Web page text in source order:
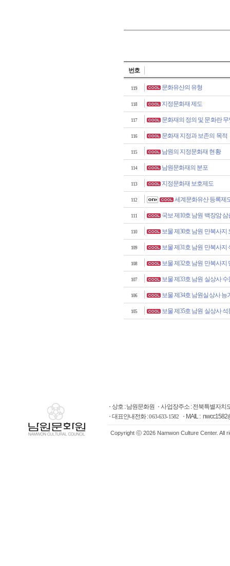
번호
119 문화유산의 유형
118 지정문화재 제도
117 문화재의 정의 및 문화란
116 문화재 지정과 보존의 목적
115 남원의 지정문화재 현황
114 남원문화재의 분포
113 지정문화재 보호제도
112 세계문화유산 등록제
111 국보 제10호 남원 백장암 삼
110 보물 제30호 남원 만복사지
109 보물 제31호 남원 만복사지
108 보물 제32호 남원 만복사지
107 보물 제33호 남원 실상사
106 보물 제34호 남원실상사
105 보물 제35호 남원 실상사 석
상호 : 남원문화원
사업장주소 : 전북특별자
대표안내전화 :063-633-1582 MAIL :
Copyright ⓒ 2026 Namwon Culture Center. All